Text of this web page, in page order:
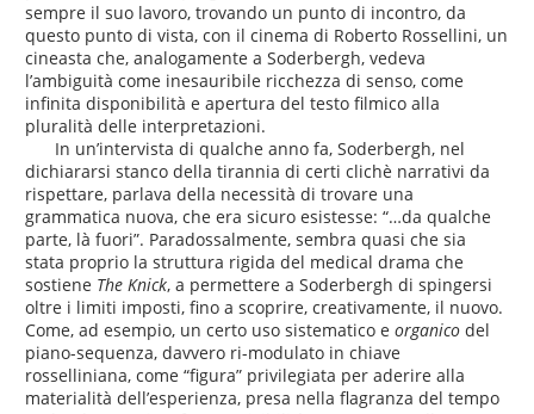
sempre il suo lavoro, trovando un punto di incontro, da
questo punto di vista, con il cinema di Roberto Rossellini, un
cineasta che, analogamente a Soderbergh, vedeva
l’ambiguità come inesauribile ricchezza di senso, come
infinita disponibilità e apertura del testo filmico alla
pluralità delle interpretazioni.
In un’intervista di qualche anno fa, Soderbergh, nel
dichiararsi stanco della tirannia di certi clichè narrativi da
rispettare, parlava della necessità di trovare una
grammatica nuova, che era sicuro esistesse: “…da qualche
parte, là fuori”. Paradossalmente, sembra quasi che sia
stata proprio la struttura rigida del medical drama che
sostiene The Knick, a permettere a Soderbergh di spingersi
oltre i limiti imposti, fino a scoprire, creativamente, il nuovo.
Come, ad esempio, un certo uso sistematico eorganico del
piano-sequenza, davvero ri-modulato in chiave
rosselliniana, come “figura” privilegiata per aderire alla
materialità dell’esperienza, presa nella flagranza del tempo